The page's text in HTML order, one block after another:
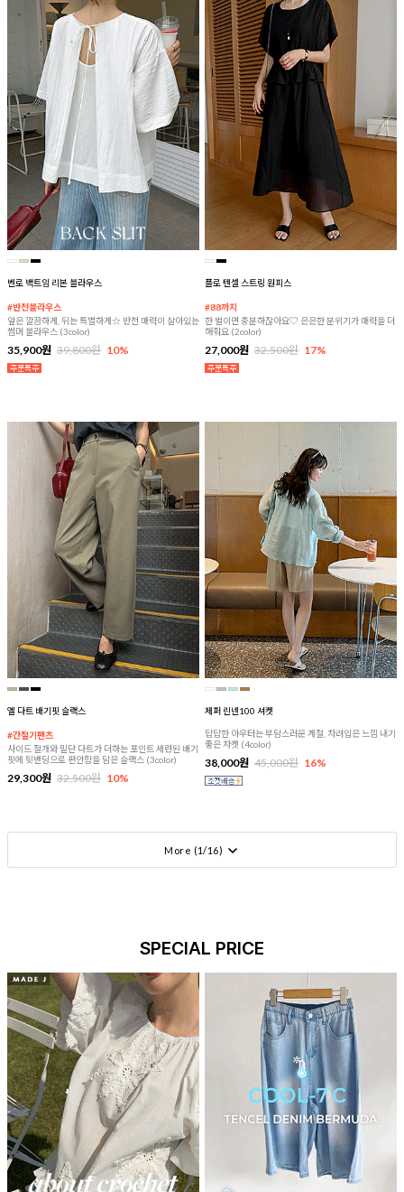
벤로 백트임 리본 블라우스
#반전블라우스
앞은 깔끔하게, 뒤는 특별하게☆ 반전 매력이 살아있는
썸머 블라우스 (3color)
35,900원 39,800원 10%
플로 텐셀 스트링 원피스
#88까지
한 벌이면 충분하잖아요♡ 은은한 분위기가 매력을 더
해줘요 (2color)
27,000원 32,500원 17%
엘 다트 배기핏 슬랙스
#간절기팬츠
사이드 절개와 밑단 다트가 더하는 포인트 세련된 배기
핏에 뒷밴딩으로 편안함을 담은 슬랙스 (3color)
29,300원 32,500원 10%
제퍼 린넨100 셔켓
답답한 아우터는 부담스러운 계절, 차려입은 느낌 내기
좋은 자켓 (4color)
38,000원 45,000원 16%
More (1/16)
SPECIAL PRICE